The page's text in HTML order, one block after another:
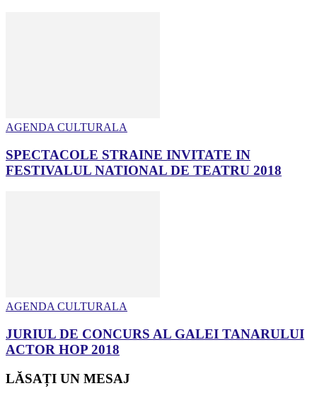
AGENDA CULTURALA
SPECTACOLE STRAINE INVITATE IN
FESTIVALUL NATIONAL DE TEATRU 2018
AGENDA CULTURALA
JURIUL DE CONCURS AL GALEI TANARULUI
ACTOR HOP 2018
LĂSAȚI UN MESAJ